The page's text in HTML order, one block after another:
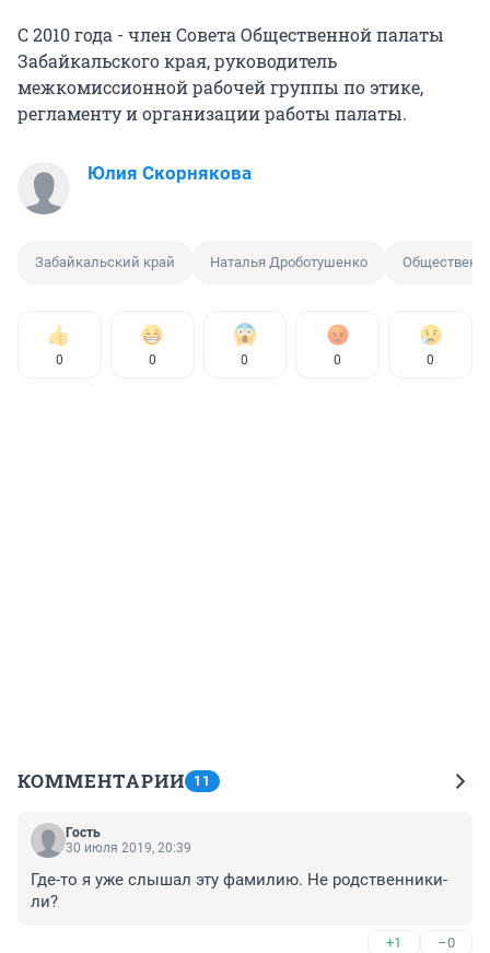
С 2010 года - член Совета Общественной палаты
Забайкальского края, руководитель
межкомиссионной рабочей группы по этике,
регламенту и организации работы палаты.
Юлия Скорнякова
Забайкальский край Наталья Дроботушенко
0 0 0 0 0
КОММЕНТАРИИ 11
Гость
30 июля 2019, 20:39
Где-то я уже слышал эту фамилию. Не родственники-
ли?
+1 –0